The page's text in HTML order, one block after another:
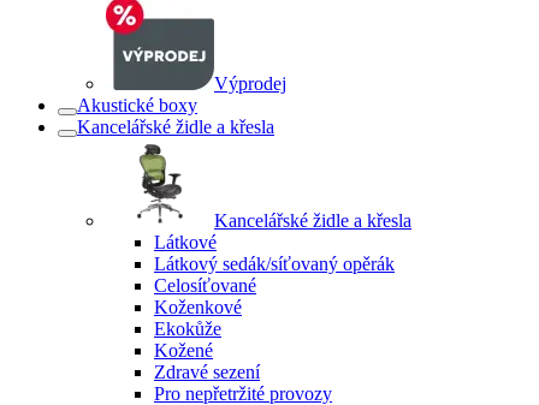
Výprodej
Akustické boxy
Kancelářské židle a křesla
Kancelářské židle a křesla
Látkové
Látkový sedák/síťovaný opěrák
Celosíťované
Koženkové
Ekokůže
Kožené
Zdravé sezení
Pro nepřetržité provozy